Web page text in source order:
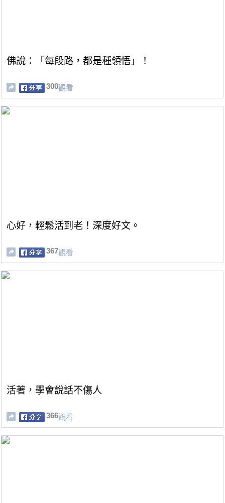
佛說：「每段路，都是種領悟」！
300觀看
心好，輕鬆活到老！深度好文。
367觀看
活著，學會說話不傷人
366觀看